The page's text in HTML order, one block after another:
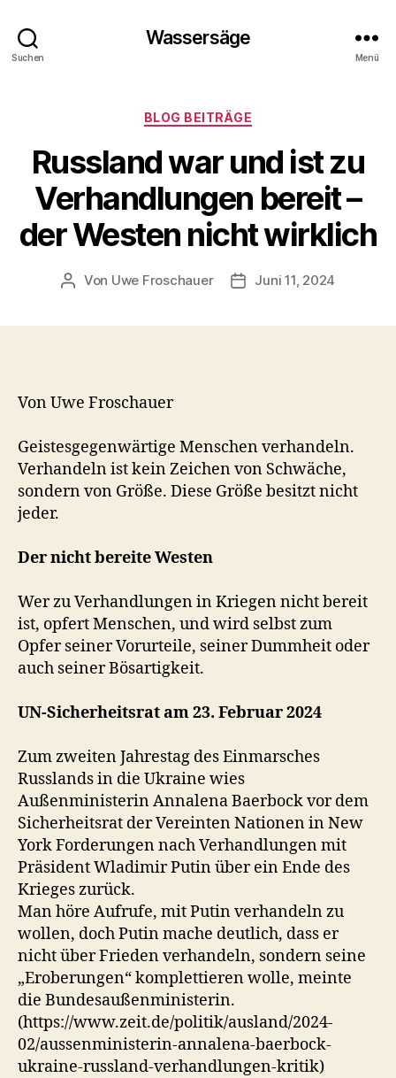
Suchen
Wassersäge
Menü
Kategorien
BLOG BEITRÄGE
Russland war und ist zu
Verhandlungen bereit –
der Westen nicht wirklich
Beitragsautor
Von Uwe Froschauer Beitragsdatum
Juni 11, 2024
Von Uwe Froschauer
Geistesgegenwärtige Menschen verhandeln.
Verhandeln ist kein Zeichen von Schwäche,
sondern von Größe. Diese Größe besitzt nicht
jeder.
Der nicht bereite Westen
Wer zu Verhandlungen in Kriegen nicht bereit
ist, opfert Menschen, und wird selbst zum
Opfer seiner Vorurteile, seiner Dummheit oder
auch seiner Bösartigkeit.
UN-Sicherheitsrat am 23. Februar 2024
Zum zweiten Jahrestag des Einmarsches
Russlands in die Ukraine wies
Außenministerin Annalena Baerbock vor dem
Sicherheitsrat der Vereinten Nationen in New
York Forderungen nach Verhandlungen mit
Präsident Wladimir Putin über ein Ende des
Krieges zurück.
Man höre Aufrufe, mit Putin verhandeln zu
wollen, doch Putin mache deutlich, dass er
nicht über Frieden verhandeln, sondern seine
„Eroberungen“ komplettieren wolle, meinte
die Bundesaußenministerin.
(https://www.zeit.de/politik/ausland/2024-
02/aussenministerin-annalena-baerbock-
ukraine-russland-verhandlungen-kritik)